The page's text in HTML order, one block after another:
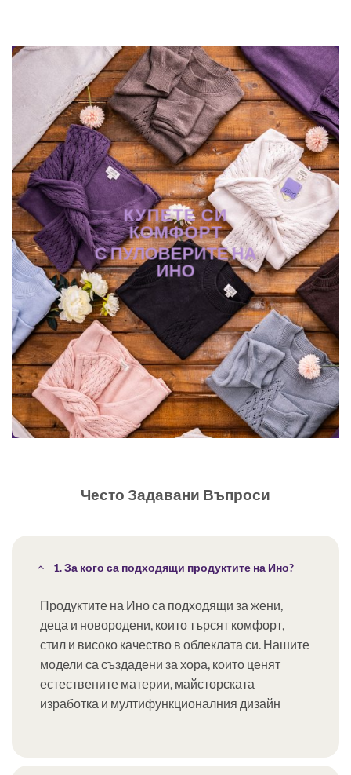
КУПЕТЕ СИ
КОМФОРТ
С ПУЛОВЕРИТЕ НА
ИНО
Често Задавани Въпроси
1. За кого са подходящи продуктите на Ино?
Продуктите на Ино са подходящи за жени,
деца и новородени, които търсят комфорт,
стил и високо качество в облеклата си. Нашите
модели са създадени за хора, които ценят
естествените материи, майсторската
изработка и мултифункционалния дизайн